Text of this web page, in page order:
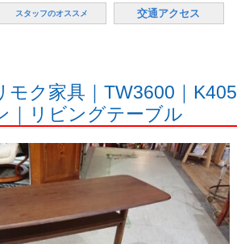
スタッフのオススメ 交通アクセス
モク家具｜TW3600｜K405
｜リビングテーブル